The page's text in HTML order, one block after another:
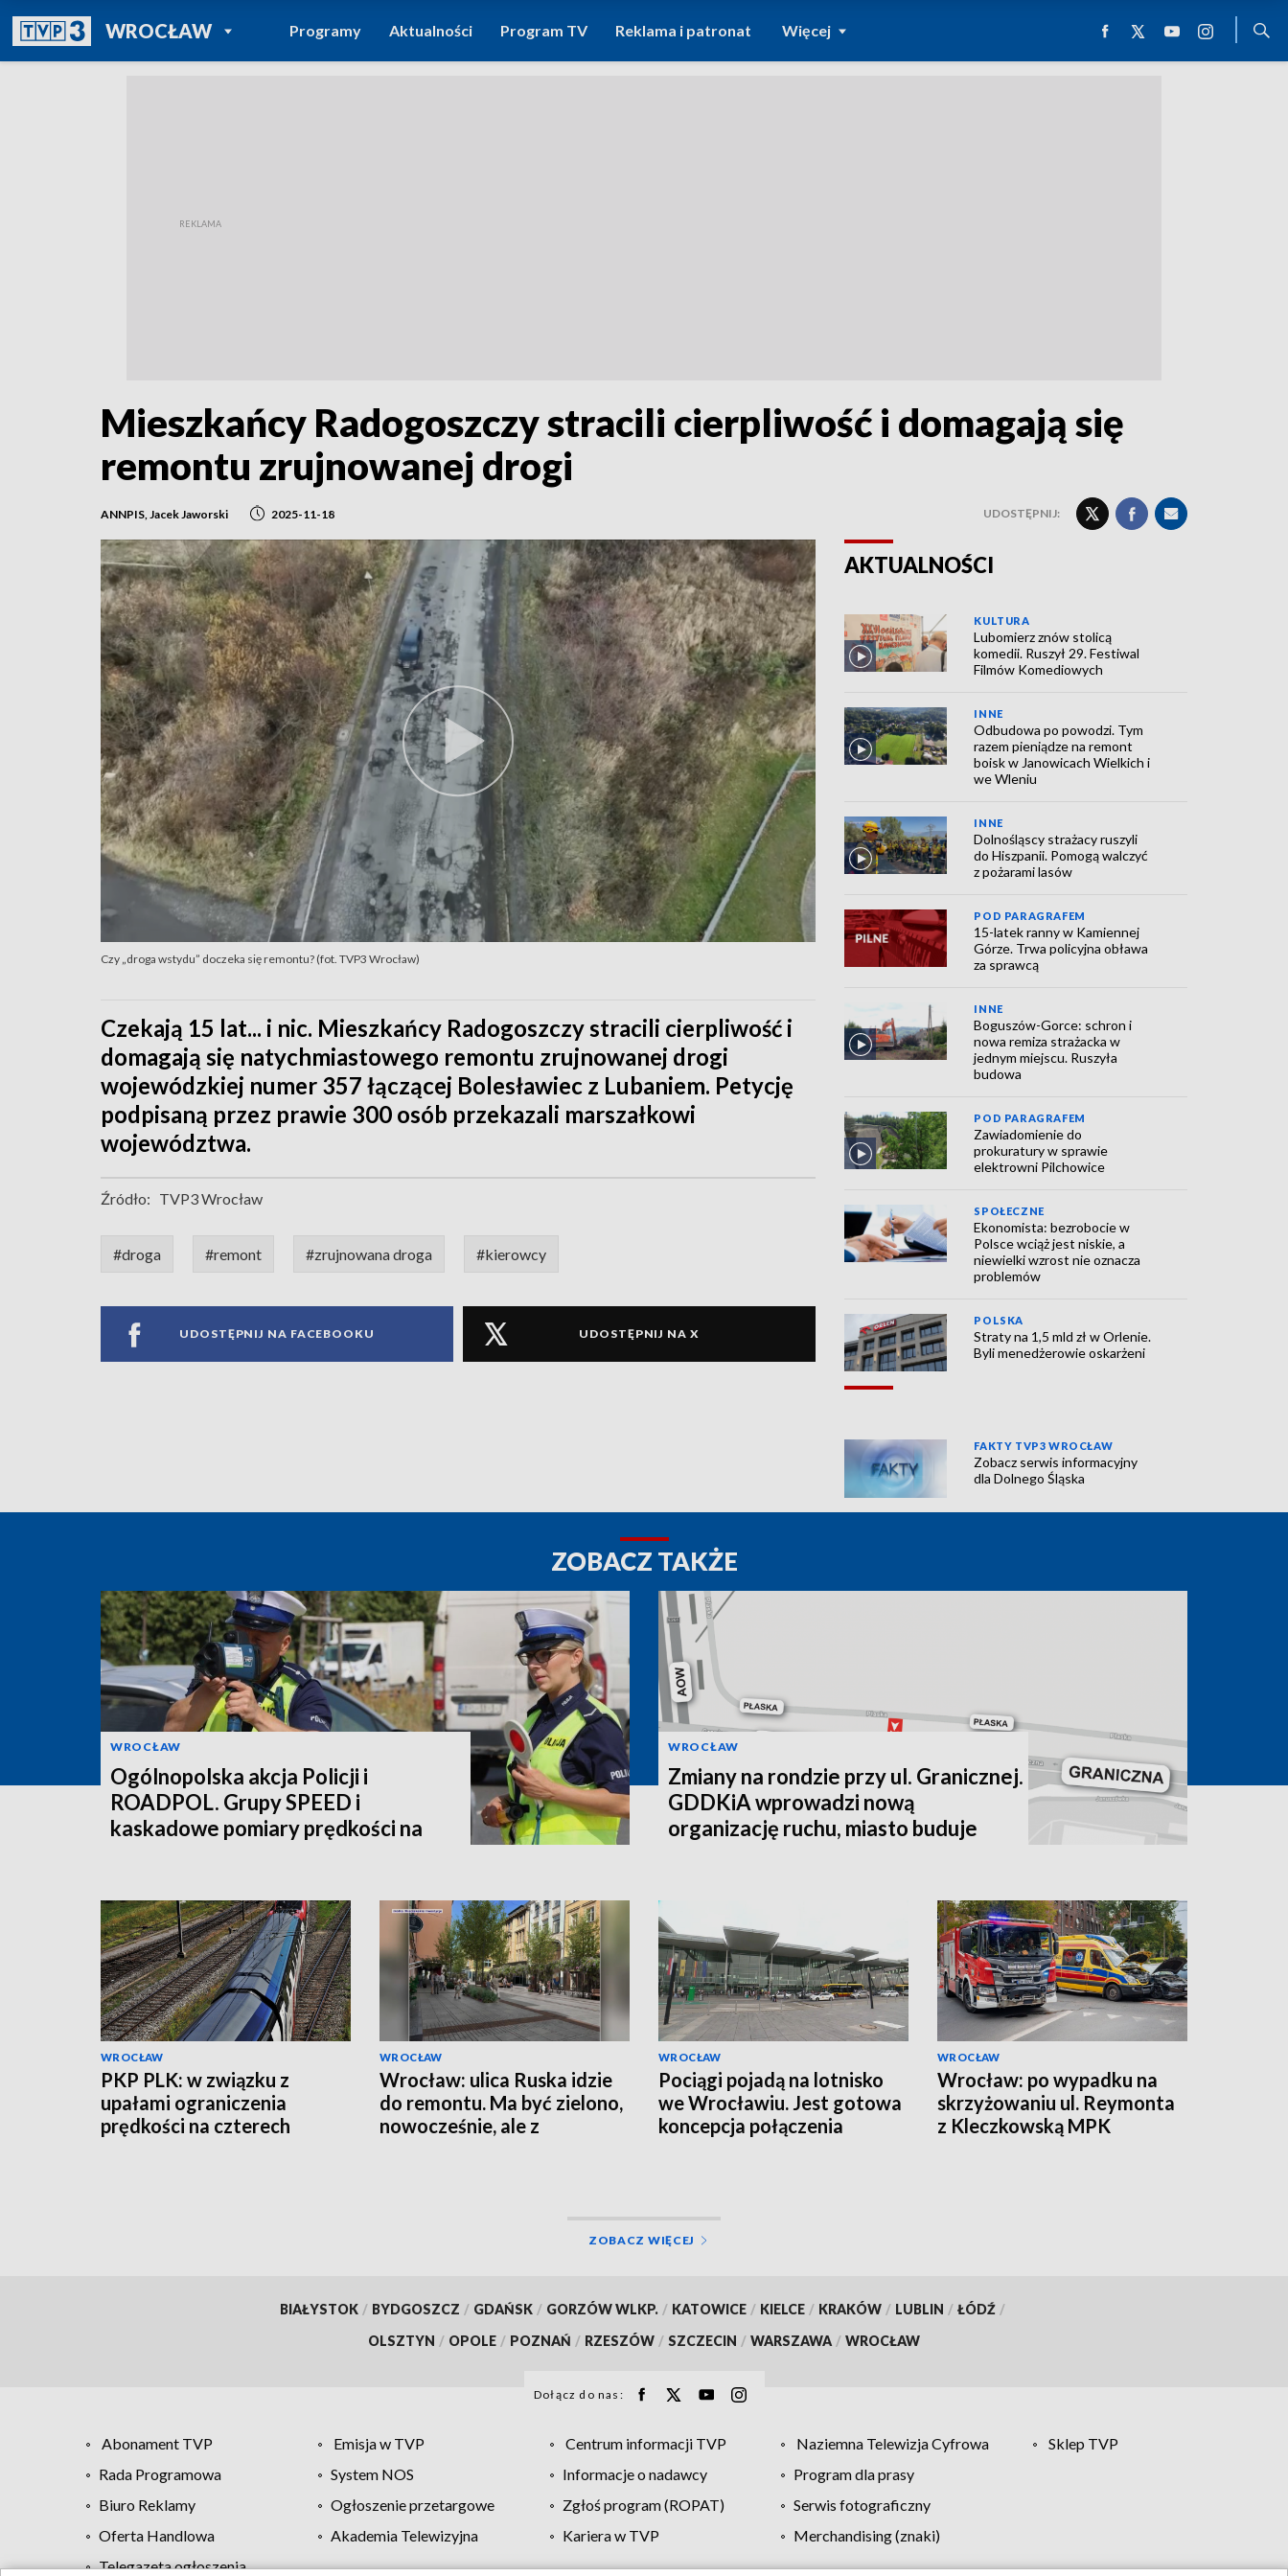
WROCŁAWPOWRÓT DO
TVP REGIONY
Programy Aktualności Program TV Reklama i patronat Więcej
Mieszkańcy Radogoszczy stracili cierpliwość i domagają się
remontu zrujnowanej drogi
ANNPIS, Jacek Jaworski 2025-11-18 UDOSTĘPNIJ:
Czy „droga wstydu” doczeka się remontu? (fot. TVP3 Wrocław)
Czekają 15 lat... i nic. Mieszkańcy Radogoszczy stracili cierpliwość i
domagają się natychmiastowego remontu zrujnowanej drogi
wojewódzkiej numer 357 łączącej Bolesławiec z Lubaniem. Petycję
podpisaną przez prawie 300 osób przekazali marszałkowi
województwa.
Źródło: TVP3 Wrocław
#droga #remont #zrujnowana droga #kierowcy
UDOSTĘPNIJ NA FACEBOOKU UDOSTĘPNIJ NA X
AKTUALNOŚCI
KULTURA
Lubomierz znów stolicą
komedii. Ruszył 29. Festiwal
Filmów Komediowych
INNE
Odbudowa po powodzi. Tym
razem pieniądze na remont
boisk w Janowicach Wielkich i
we Wleniu
INNE
Dolnośląscy strażacy ruszyli
do Hiszpanii. Pomogą walczyć
z pożarami lasów
POD PARAGRAFEM
15-latek ranny w Kamiennej
Górze. Trwa policyjna obława
za sprawcą
INNE
Boguszów-Gorce: schron i
nowa remiza strażacka w
jednym miejscu. Ruszyła
budowa
POD PARAGRAFEM
Zawiadomienie do
prokuratury w sprawie
elektrowni Pilchowice
SPOŁECZNE
Ekonomista: bezrobocie w
Polsce wciąż jest niskie, a
niewielki wzrost nie oznacza
problemów
POLSKA
Straty na 1,5 mld zł w Orlenie.
Byli menedżerowie oskarżeni
FAKTY TVP3 WROCŁAW
Zobacz serwis informacyjny
dla Dolnego Śląska
ZOBACZ TAKŻE
WROCŁAW
Ogólnopolska akcja Policji i
ROADPOL. Grupy SPEED i
kaskadowe pomiary prędkości na
WROCŁAW
Zmiany na rondzie przy ul. Granicznej.
GDDKiA wprowadzi nową
organizację ruchu, miasto buduje
WROCŁAW
PKP PLK: w związku z
upałami ograniczenia
prędkości na czterech
WROCŁAW
Wrocław: ulica Ruska idzie
do remontu. Ma być zielono,
nowocześnie, ale z
WROCŁAW
Pociągi pojadą na lotnisko
we Wrocławiu. Jest gotowa
koncepcja połączenia
WROCŁAW
Wrocław: po wypadku na
skrzyżowaniu ul. Reymonta
z Kleczkowską MPK
ZOBACZ WIĘCEJ
BIAŁYSTOK / BYDGOSZCZ / GDAŃSK / GORZÓW WLKP. / KATOWICE / KIELCE / KRAKÓW / LUBLIN / ŁÓDŹ /
OLSZTYN / OPOLE / POZNAŃ / RZESZÓW / SZCZECIN / WARSZAWA / WROCŁAW
Dołącz do nas:
Abonament TVP Emisja w TVP Centrum informacji TVP Naziemna Telewizja Cyfrowa
Sklep TVP
Rada Programowa
System NOS Informacje o nadawcy
Program dla prasy
Biuro Reklamy
Ogłoszenie przetargowe Zgłoś program (ROPAT)
Serwis fotograficzny
Oferta Handlowa
Akademia Telewizyjna Kariera w TVP
Merchandising (znaki)
Telegazeta ogłoszenia